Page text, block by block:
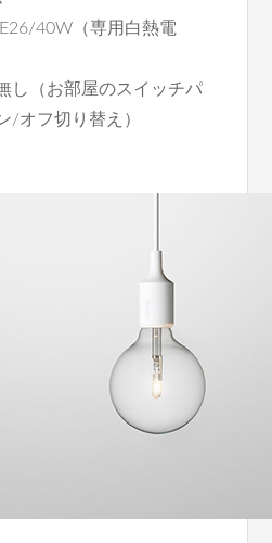
40W（専用白熱電
し（お部屋のスイッチパ
/オフ切り替え）